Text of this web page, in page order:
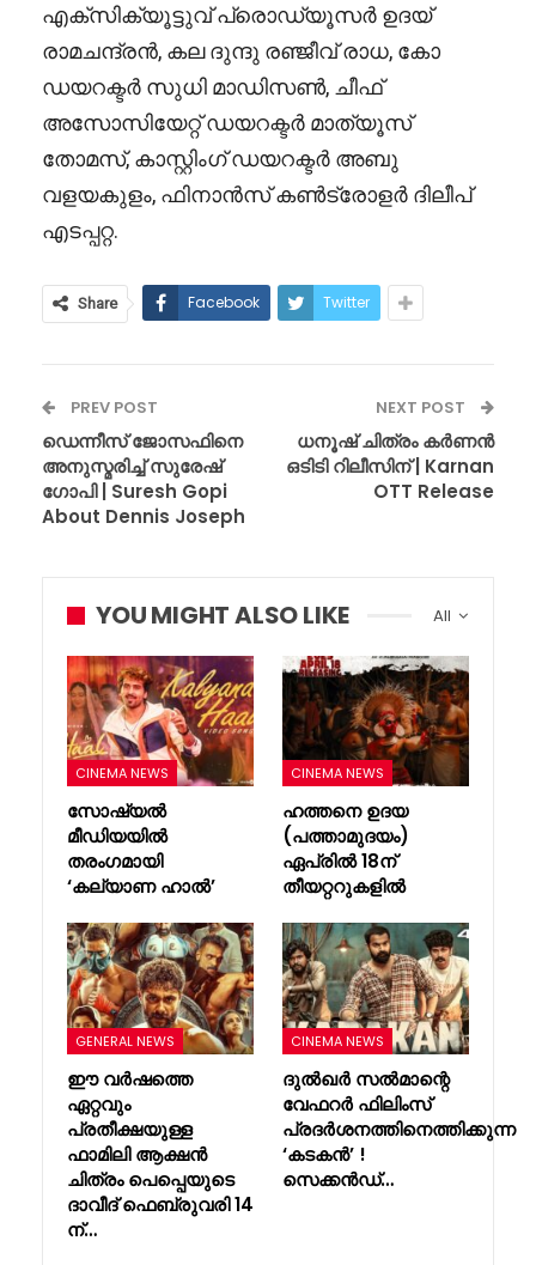
എക്സിക്യൂട്ടുവ് പ്രൊഡ്യൂസർ ഉദയ്
രാമചന്ദ്രൻ, കല ദുന്ദു രഞ്ജീവ് രാധ, കോ
ഡയറക്ടർ സുധി മാഡിസൺ, ചീഫ്
അസോസിയേറ്റ് ഡയറക്ടർ മാത്യൂസ്
തോമസ്, കാസ്റ്റിംഗ് ഡയറക്ടർ അബു
വളയകുളം, ഫിനാൻസ് കൺട്രോളർ ദിലീപ്
എടപ്പറ്റ.
Share Facebook Twitter
PREV POST
ഡെന്നീസ് ജോസഫിനെ
അനുസ്മരിച്ച് സുരേഷ്
ഗോപി | Suresh Gopi
About Dennis Joseph
NEXT POST
ധനൂഷ് ചിത്രം കർണൻ
ഒടിടി റിലീസിന് | Karnan
OTT Release
All
YOU MIGHT ALSO LIKE
CINEMA NEWS
സോഷ്യൽ
മീഡിയയിൽ
തരംഗമായി
‘കല്യാണ ഹാൽ’
CINEMA NEWS
ഹത്തനെ ഉദയ
(പത്താമുദയം)
ഏപ്രിൽ 18ന്
തീയറ്ററുകളിൽ
GENERAL NEWS
ഈ വർഷത്തെ
ഏറ്റവും
പ്രതീക്ഷയുള്ള
ഫാമിലി ആക്ഷൻ
ചിത്രം പെപ്പെയുടെ
ദാവീദ് ഫെബ്രുവരി 14
ന്…
CINEMA NEWS
ദുൽഖർ സൽമാന്റെ
വേഫറർ ഫിലിംസ്
പ്രദർശനത്തിനെത്തിക്കുന്ന
‘കടകൻ’ !
സെക്കൻഡ്…